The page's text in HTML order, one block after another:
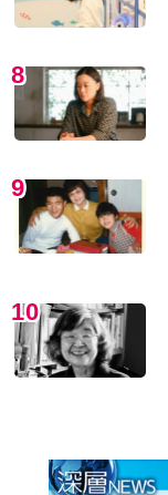
8
9
10